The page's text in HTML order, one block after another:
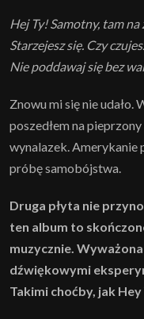
Hej Ty! Samotny, tam
Starzejesz się. Czy
Nie poddawaj się bez
Znowu mi się nie udało.
poszedłem na
wynalazek. Amerykanie
próbę samobójstwa.
Druga płyta nie
ten album to
muzycznie.
dźwiękowymi
Takimi choćby, jak